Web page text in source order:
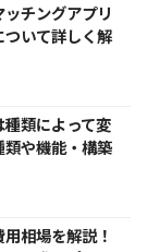
チングアプリ
いて詳しく解
類によって変
や機能・構築
相場を解説！